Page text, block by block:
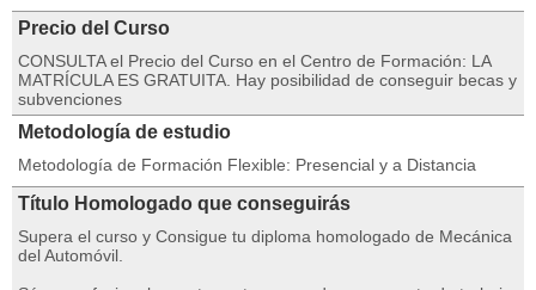
Precio del Curso
CONSULTA el Precio del Curso en el Centro de Formación: LA
MATRÍCULA ES GRATUITA. Hay posibilidad de conseguir becas y
subvenciones
Metodología de estudio
Metodología de Formación Flexible: Presencial y a Distancia
Título Homologado que conseguirás
Supera el curso y Consigue tu diploma homologado de Mecánica
del Automóvil.